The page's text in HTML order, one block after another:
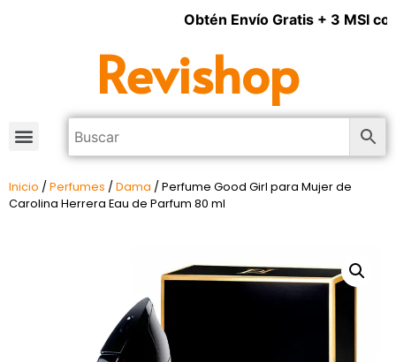
Obtén Envío Gratis + 3 MSI
Revishop
Inicio / Perfumes / Dama / Perfume Good Girl para Mujer de
Carolina Herrera Eau de Parfum 80 ml